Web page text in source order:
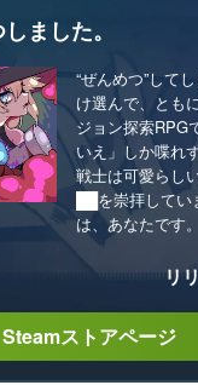
ました。
“ぜんめつ”して
け選んで、とも
ジョン探索RPG
いえ」しか喋れ
戦士は可愛らし
██を崇拝してい
は、あなたです。
リ
Steamストアページ